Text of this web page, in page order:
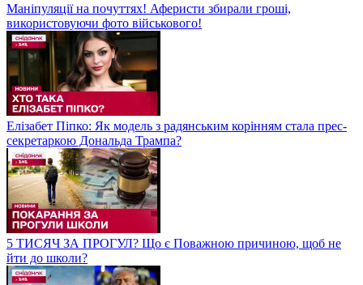
Маніпуляції на почуттях! Аферисти збирали гроші,
використовуючи фото військового!
Елізабет Піпко: Як модель з радянським корінням стала прес-
секретаркою Дональда Трампа?
5 ТИСЯЧ ЗА ПРОГУЛ? Що є Поважною причиною, щоб не
йти до школи?